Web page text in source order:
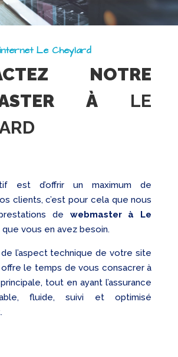
Le Cheylard
NOTRE
À LE
est d’offrir un maximum de
clients, c’est pour cela que nous
de webmaster à Le
vous en avez besoin.
l’aspect technique de votre site
le temps de vous consacrer à
tout en ayant l’assurance
fluide, suivi et optimisé